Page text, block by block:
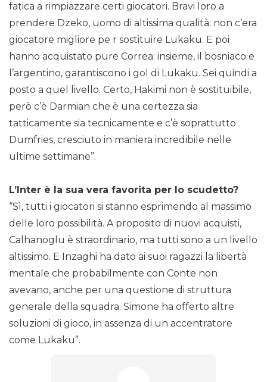
fatica a rimpiazzare certi giocatori. Bravi loro a
prendere Dzeko, uomo di altissima qualità: non c’era
giocatore migliore pe r sostituire Lukaku. E poi
hanno acquistato pure Correa: insieme, il bosniaco e
l’argentino, garantiscono i gol di Lukaku. Sei quindi a
posto a quel livello. Certo, Hakimi non è sostituibile,
però c’è Darmian che è una certezza sia
tatticamente sia tecnicamente e c’è soprattutto
Dumfries, cresciuto in maniera incredibile nelle
ultime settimane”.
L’Inter è la sua vera favorita per lo scudetto?
“Sì, tutti i giocatori si stanno esprimendo al massimo
delle loro possibilità. A proposito di nuovi acquisti,
Calhanoglu è straordinario, ma tutti sono a un livello
altissimo. E Inzaghi ha dato ai suoi ragazzi la libertà
mentale che probabilmente con Conte non
avevano, anche per una questione di struttura
generale della squadra. Simone ha offerto altre
soluzioni di gioco, in assenza di un accentratore
come Lukaku”.